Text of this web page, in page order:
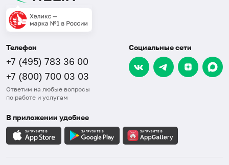
Телефон
+7 (495) 783 36 00
+7 (800) 700 03 03
Ответим на любые вопросы
по работе и услугам
Социальные сети
В приложении удобнее